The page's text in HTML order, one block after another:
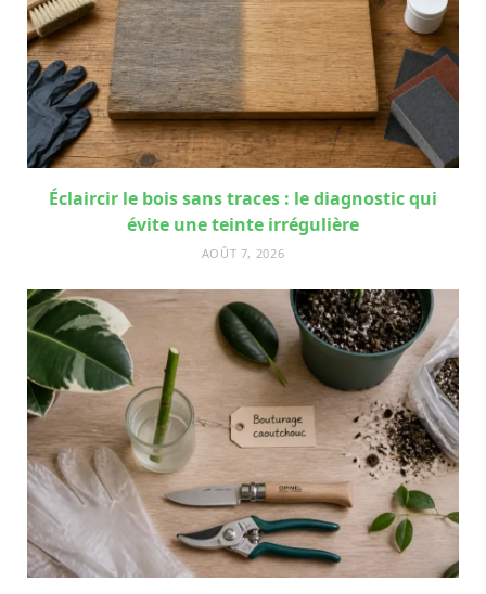
Éclaircir le bois sans traces : le diagnostic qui
évite une teinte irrégulière
AOÛT 7, 2026